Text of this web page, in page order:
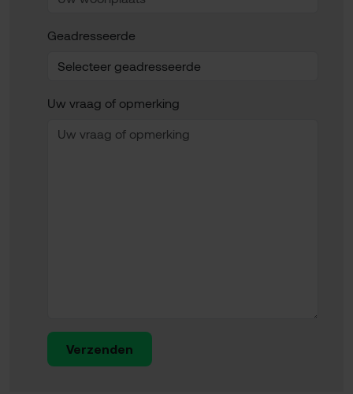
Geadresseerde
Uw vraag of opmerking
Verzenden